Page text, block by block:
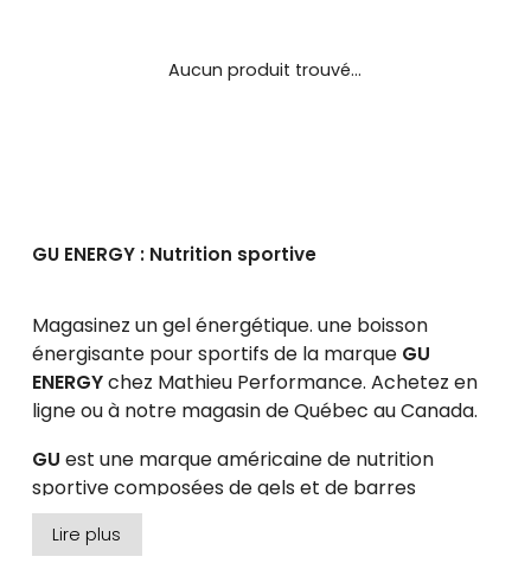
Aucun produit trouvé...
GU ENERGY : Nutrition sportive
Magasinez un gel énergétique. une boisson
énergisante pour sportifs de la marque GU
ENERGYchez Mathieu Performance. Achetez en
ligne ou à notre magasin de Québec au Canada.
GU est une marque américaine de nutrition
sportive composées de gels et de barres
énergétiques, gommes, boissons énergisantes et
de récupération.
Lire plus